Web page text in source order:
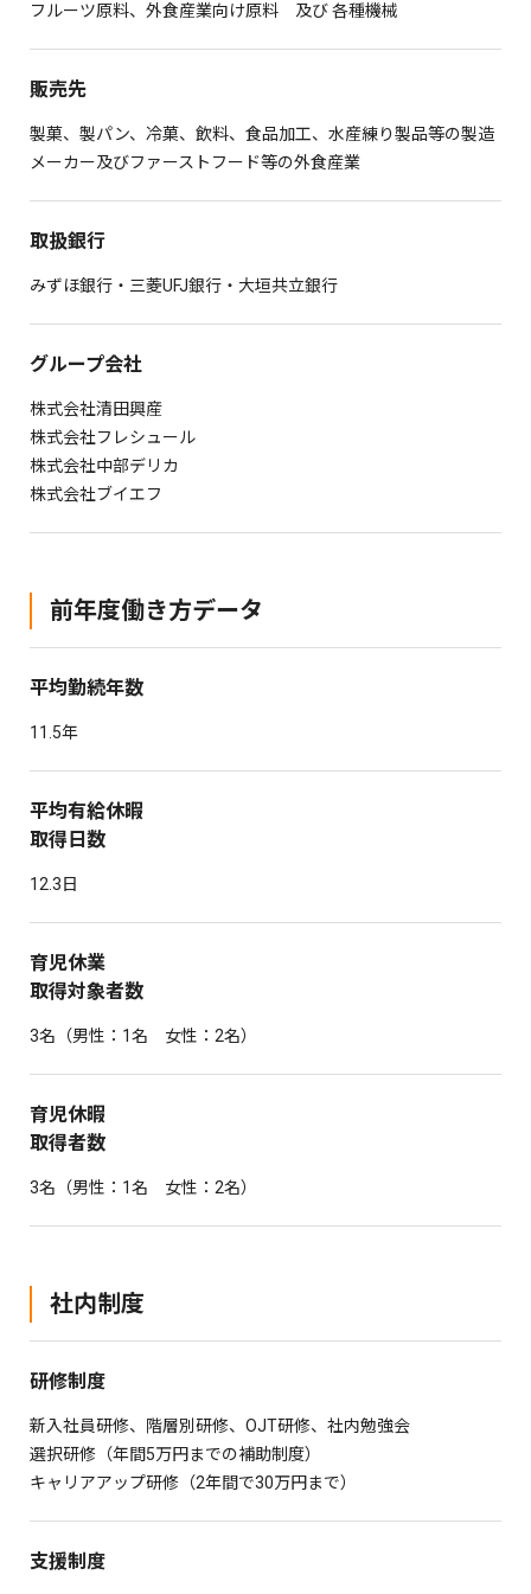
フルーツ原料、外食産業向け原料 及び 各種機械
販売先
製菓、製パン、冷菓、飲料、食品加工、水産練り製品等の製造
メーカー及びファーストフード等の外食産業
取扱銀行
みずほ銀行・三菱UFJ銀行・大垣共立銀行
グループ会社
株式会社清田興産
株式会社フレシュール
株式会社中部デリカ
株式会社ブイエフ
前年度働き方データ
平均勤続年数
11.5年
平均有給休暇
取得日数
12.3日
育児休業
取得対象者数
3名（男性：1名 女性：2名）
育児休暇
取得者数
3名（男性：1名 女性：2名）
社内制度
研修制度
新入社員研修、階層別研修、OJT研修、社内勉強会
選択研修（年間5万円までの補助制度）
キャリアアップ研修（2年間で30万円まで）
支援制度